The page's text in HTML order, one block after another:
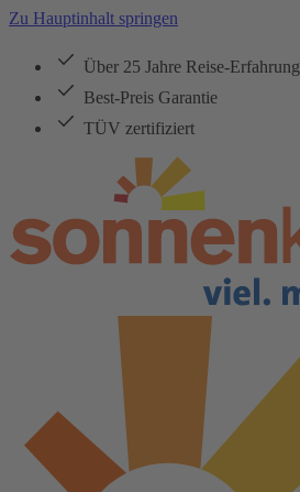
Zu Hauptinhalt springen
Über 25 Jahre Reise-Erfahrung
Best-Preis Garantie
TÜV zertifiziert